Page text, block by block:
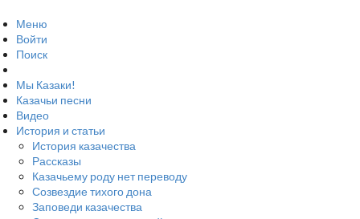
Меню
Войти
Поиск
Мы Казаки!
Казачьи песни
Видео
История и статьи
История казачества
Рассказы
Казачьему роду нет переводу
Созвездие тихого дона
Заповеди казачества